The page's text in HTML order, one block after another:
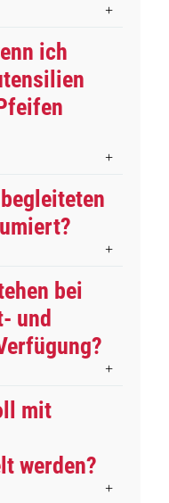
ich
bei
und
mit
werden?